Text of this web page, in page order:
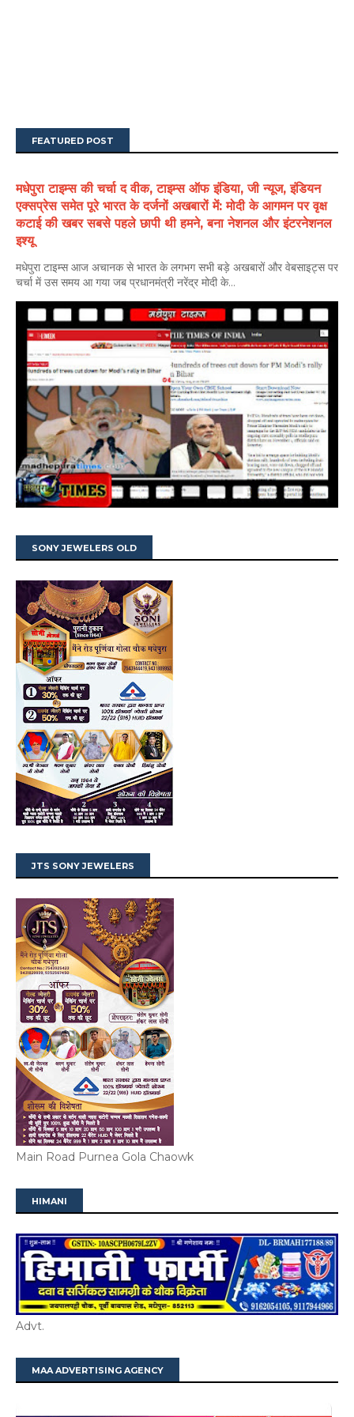
FEATURED POST
मधेपुरा टाइम्स की चर्चा द वीक, टाइम्स ऑफ इंडिया, जी न्यूज, इंडियन
एक्सप्रेस समेत पूरे भारत के दर्जनों अखबारों में: मोदी के आगमन पर वृक्ष
कटाई की खबर सबसे पहले छापी थी हमने, बना नेशनल और इंटरनेशनल
इश्यू
मधेपुरा टाइम्स आज अचानक से भारत के लगभग सभी बड़े अखबारों और वेबसाइट्स पर
चर्चा में उस समय आ गया जब प्रधानमंत्री नरेंद्र मोदी के...
SONY JEWELERS OLD
JTS SONY JEWELERS
Main Road Purnea Gola Chaowk
HIMANI
Advt.
MAA ADVERTISING AGENCY